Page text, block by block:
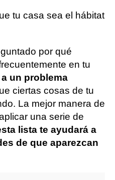
tu casa sea el hábitat
por qué
en tu
un problema
ciertas cosas de tu
La mejor manera de
una serie de
lista te ayudará a
de que aparezcan